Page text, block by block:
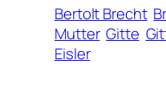
Bertolt Brecht
Mutter Gitte
Eisler